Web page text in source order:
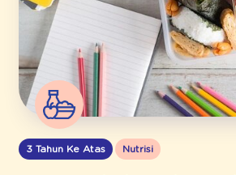
3 Tahun Ke Atas Nutrisi